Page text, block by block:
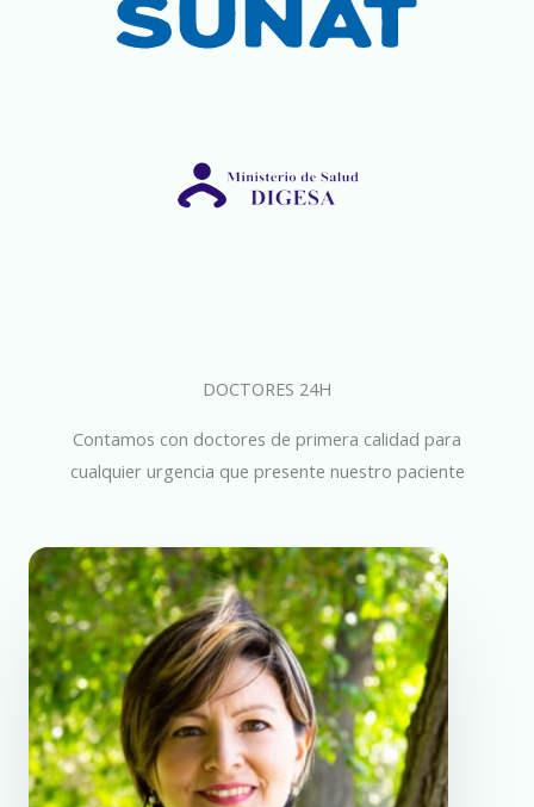
DOCTORES 24H
Contamos con doctores de primera calidad para
cualquier urgencia que presente nuestro paciente